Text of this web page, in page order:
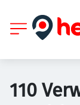
110